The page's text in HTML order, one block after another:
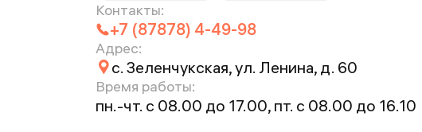
Контакты:
+7 (87878) 4-49-98
Адрес:
с. Зеленчукская, ул. Ленина, д. 60
Время работы:
пн.-чт. с 08.00 до 17.00, пт. с 08.00 до 16.10